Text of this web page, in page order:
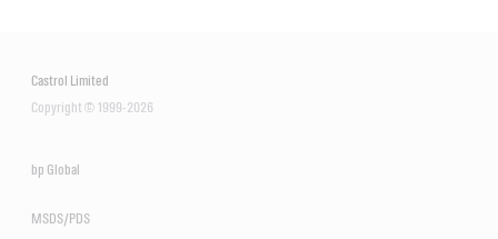
Castrol Limited
Copyright © 1999-2026
bp Global
MSDS/PDS